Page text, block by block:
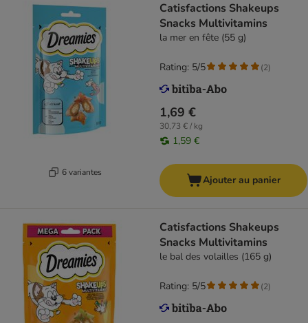
6 variantes
Catisfactions Shakeups
Snacks Multivitamins
la mer en fête (55 g)
1,69 €
30,73 € / kg
1,59 €
Rating: 5/5 (2)
Ajouter au panier
Catisfactions Shakeups
Snacks Multivitamins
le bal des volailles (165 g)
Rating: 5/5 (2)